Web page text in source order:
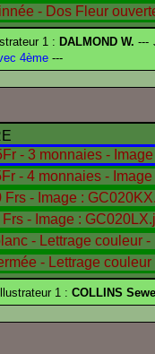
1 : DALMOND W. ---
4ème ---
1 : COLLINS